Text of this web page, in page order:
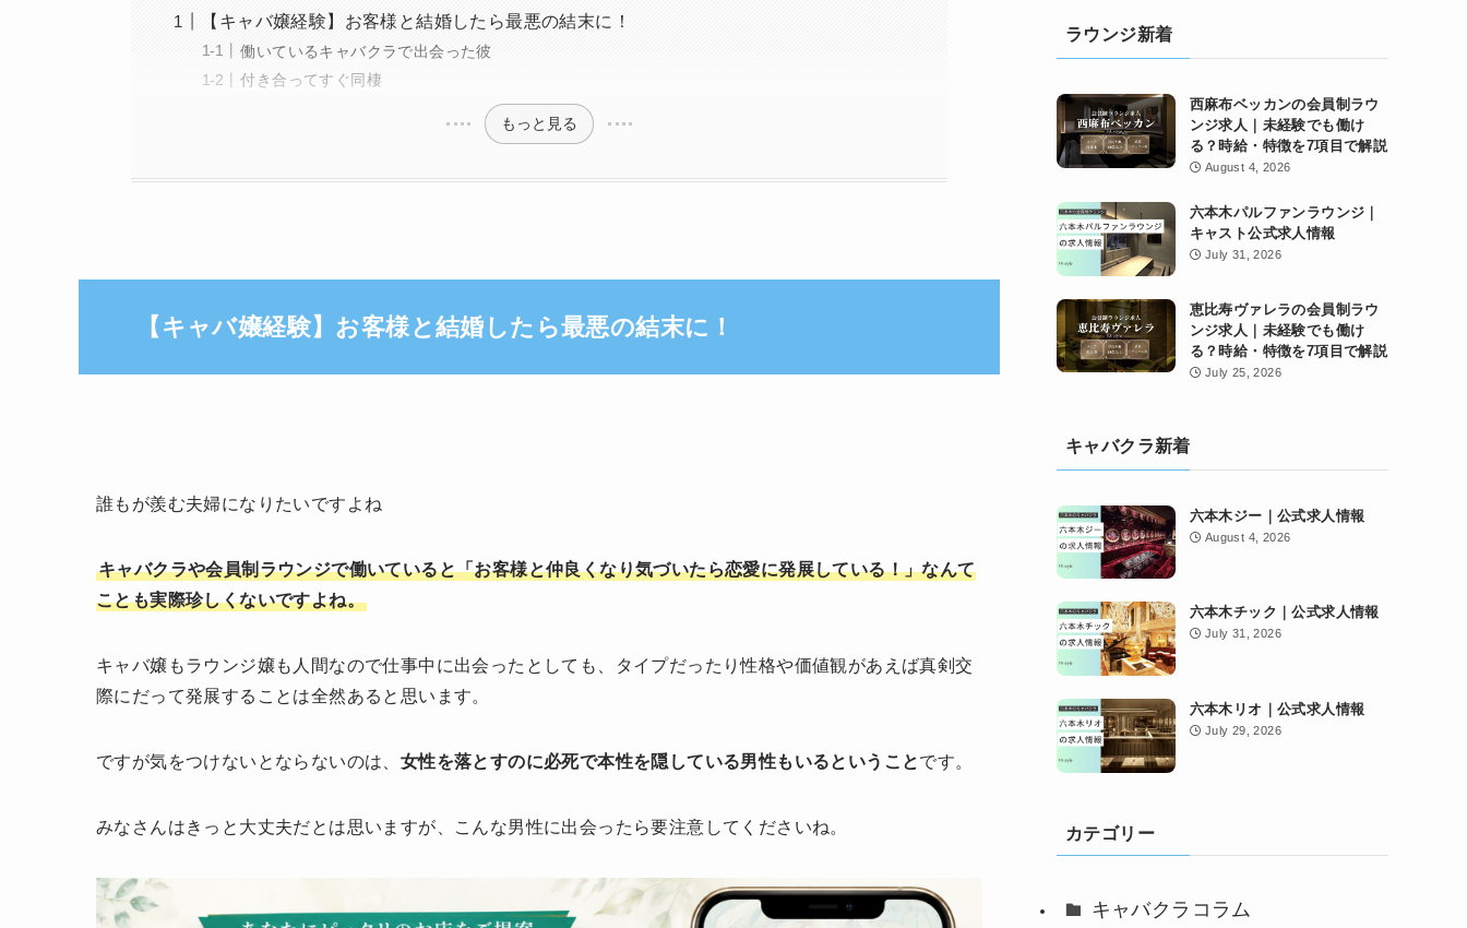
【キャバ嬢経験】お客様と結婚したら最悪の結末に！
働いているキャバクラで出会った彼
付き合ってすぐ同棲
もっと見る
【キャバ嬢経験】お客様と結婚したら最悪の結末に！
誰もが羨む夫婦になりたいですよね
キャバクラや会員制ラウンジで働いていると「お客様と仲良くなり気づいたら恋愛に発展している！」なんて
ことも実際珍しくないですよね。
キャバ嬢もラウンジ嬢も人間なので仕事中に出会ったとしても、タイプだったり性格や価値観があえば真剣交
際にだって発展することは全然あると思います。
ですが気をつけないとならないのは、 女性を落とすのに必死で本性を隠している男性もいるということです。
みなさんはきっと大丈夫だとは思いますが、こんな男性に出会ったら要注意してくださいね。
ラウンジ新着
西麻布ベッカンの会員制ラウ
ンジ求人｜未経験でも働け
る？時給・特徴を7項目で解説
August 4, 2026
六本木パルファンラウンジ｜
キャスト公式求人情報
July 31, 2026
恵比寿ヴァレラの会員制ラウ
ンジ求人｜未経験でも働け
る？時給・特徴を7項目で解説
July 25, 2026
キャバクラ新着
六本木ジー｜公式求人情報
August 4, 2026
六本木チック｜公式求人情報
July 31, 2026
六本木リオ｜公式求人情報
July 29, 2026
カテゴリー
キャバクラコラム